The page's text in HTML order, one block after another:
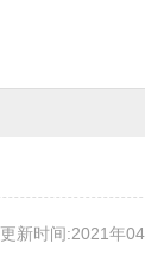
更新时间:2021年